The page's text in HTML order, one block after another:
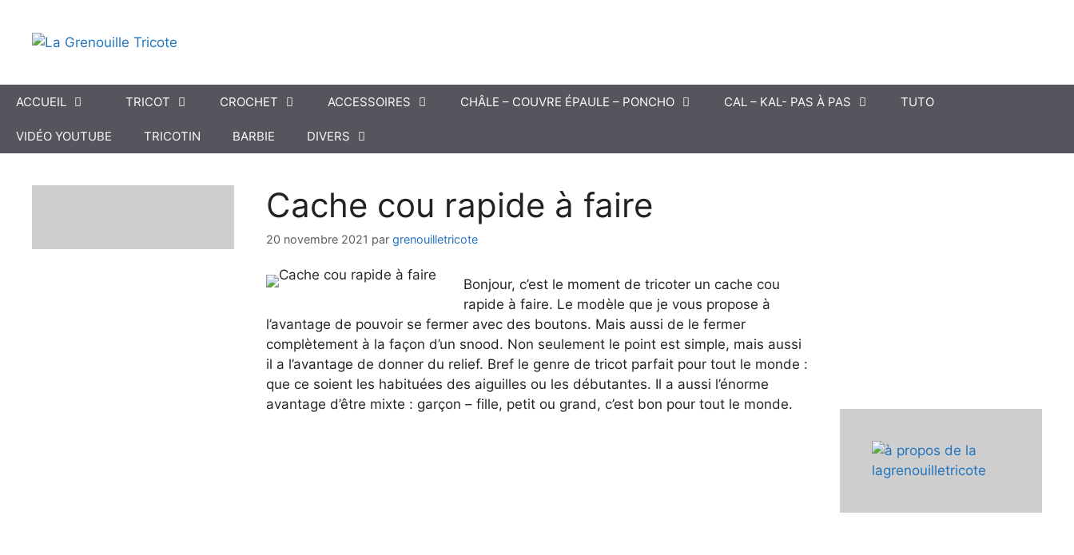
contenu
ACCUEIL TRICOT CROCHET ACCESSOIRES CHÂLE – COUVRE ÉPAULE – PONCHO CAL – KAL- PAS À PAS TUTO
VIDÉO YOUTUBE TRICOTIN BARBIE DIVERS
Cache cou rapide à faire
20 novembre 2021 par grenouilletricote
Bonjour, c’est le moment de tricoter un cache cou
rapide à faire. Le modèle que je vous propose à
l’avantage de pouvoir se fermer avec des boutons. Mais aussi de le fermer
complètement à la façon d’un snood. Non seulement le point est simple, mais aussi
il a l’avantage de donner du relief. Bref le genre de tricot parfait pour tout le monde :
que ce soient les habituées des aiguilles ou les débutantes. Il a aussi l’énorme
avantage d’être mixte : garçon – fille, petit ou grand, c’est bon pour tout le monde.